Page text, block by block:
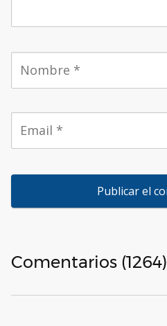
Comentarios (1264)